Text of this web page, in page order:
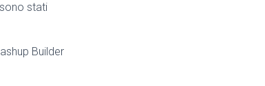
stati
Builder